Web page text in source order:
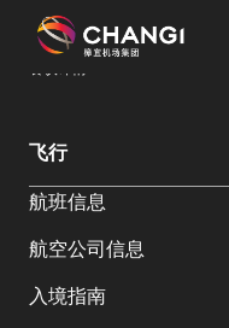
所
樟
宜
网
站:
樟宜机场 樟宜机场餐饮与购物
飞行
航班信息
航空公司信息
入境指南